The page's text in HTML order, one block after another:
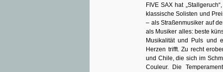
FIVE SAX hat
klassische Solisten und
– als Straßenmusiker auf
als Musiker alles: beste
Musikalität und Puls und
Herzen trifft. Zu recht
und Chile, die sich im
Couleur. Die